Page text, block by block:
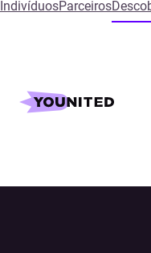
IndivíduosParceiros
Home Contacta-nos